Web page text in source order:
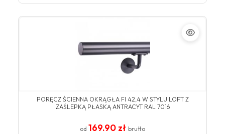
​PORĘCZ ŚCIENNA OKRĄGŁA FI 42,4 W STYLU LOFT Z
ZAŚLEPKĄ PŁASKĄ ANTRACYT ​RAL 7016​
od 169.90 zł brutto